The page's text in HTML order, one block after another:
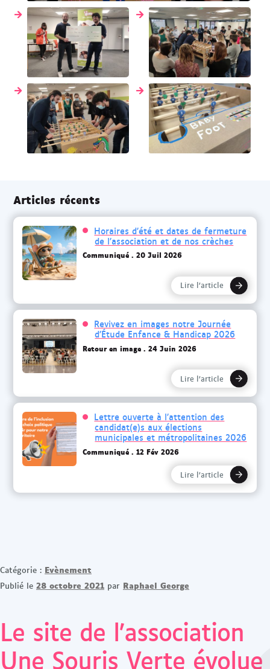
Articles récents
Horaires d’été et dates de fermeture
de l’association et de nos crèches
Communiqué 20 Juil 2026
Lire l’article
Revivez en images notre Journée
d’Étude Enfance & Handicap 2026
Retour en image 24 Juin 2026
Lire l’article
Lettre ouverte à l’attention des
candidat(e)s aux élections
municipales et métropolitaines 2026
Communiqué 12 Fév 2026
Lire l’article
Catégorie : Evènement
Publié le 28 octobre 2021 par Raphael George
Le site de l’association
Une Souris Verte évolue